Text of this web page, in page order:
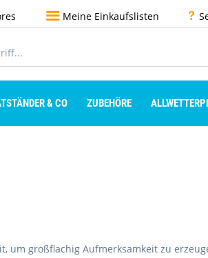
Meine Einkaufslisten
& CO ZUBEHÖRE
um großflächig Aufmerksamkeit zu